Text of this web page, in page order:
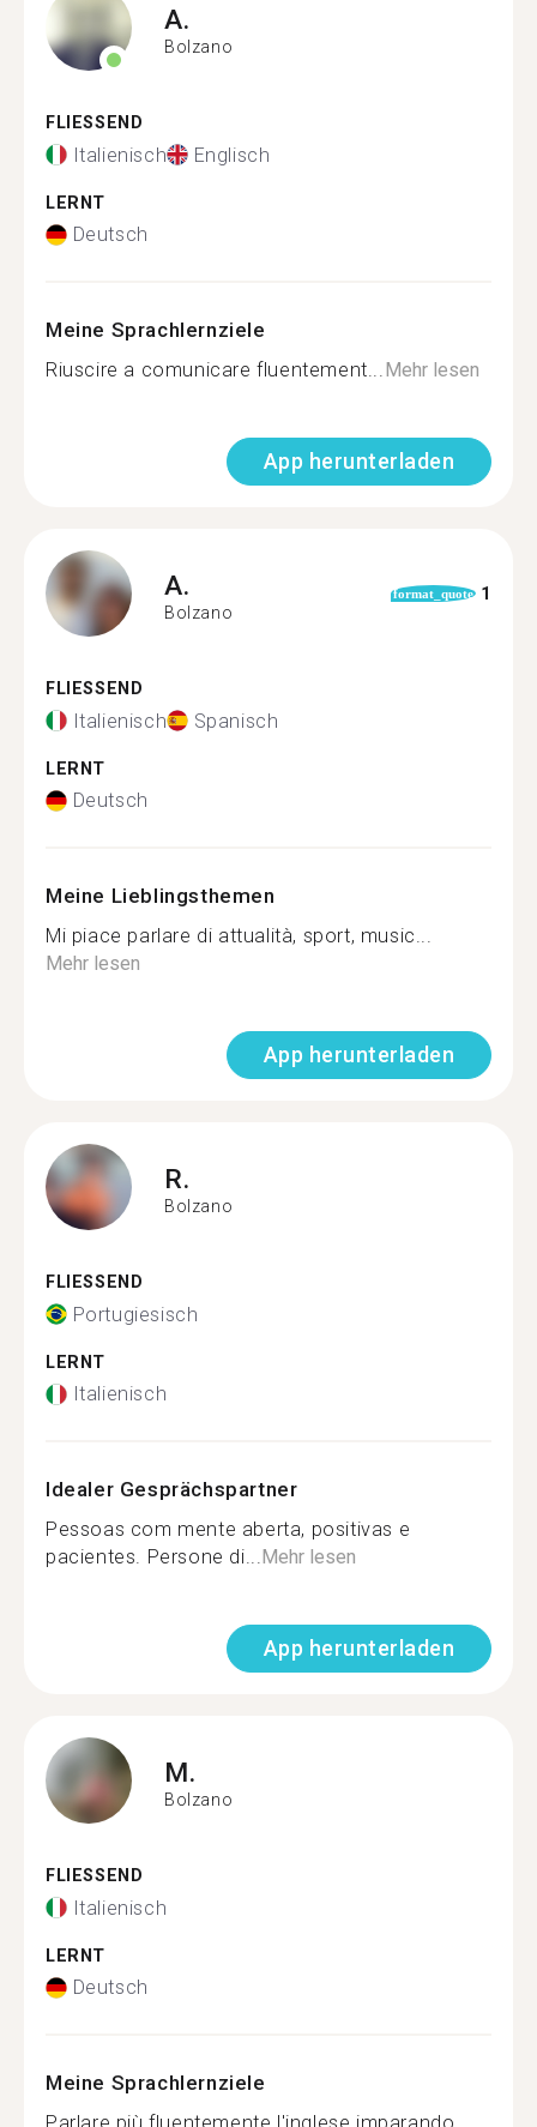
A.
Bolzano
FLIESSEND
Italienisch Englisch
LERNT
Deutsch
Meine Sprachlernziele
Riuscire a comunicare fluentement...Mehr lesen
App herunterladen
A.
Bolzano
format_quote 1
FLIESSEND
Italienisch Spanisch
LERNT
Deutsch
Meine Lieblingsthemen
Mi piace parlare di attualità, sport, music...
Mehr lesen
App herunterladen
R.
Bolzano
FLIESSEND
Portugiesisch
LERNT
Italienisch
Idealer Gesprächspartner
Pessoas com mente aberta, positivas e
pacientes. Persone di...Mehr lesen
App herunterladen
M.
Bolzano
FLIESSEND
Italienisch
LERNT
Deutsch
Meine Sprachlernziele